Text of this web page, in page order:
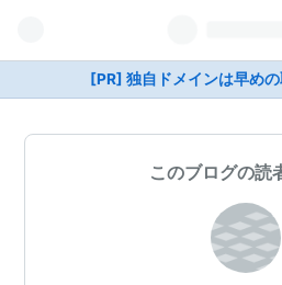
[PR] 独自ドメインは早め
このブログの読